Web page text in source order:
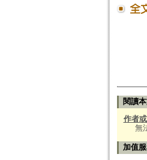
閱讀
作者
無
加值